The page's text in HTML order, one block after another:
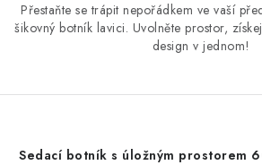
Přestaňte se trápit nepořádkem ve vaší
šikovný botník lavici. Uvolněte prostor,
design v jednom!
Sedací botník s úložným prostorem